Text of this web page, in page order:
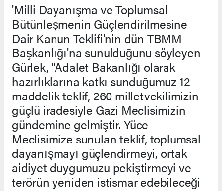
'Milli Dayanışma ve Toplumsal
Bütünleşmenin Güçlendirilmesine
Dair Kanun Teklifi'nin dün TBMM
Başkanlığı'na sunulduğunu söyleyen
Gürlek, "Adalet Bakanlığı olarak
hazırlıklarına katkı sunduğumuz 12
maddelik teklif, 260 milletvekilimizin
güçlü iradesiyle Gazi Meclisimizin
gündemine gelmiştir. Yüce
Meclisimize sunulan teklif, toplumsal
dayanışmayı güçlendirmeyi, ortak
aidiyet duygumuzu pekiştirmeyi ve
terörün yeniden istismar edebileceği